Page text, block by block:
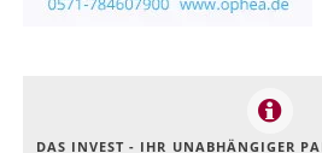
DAS INVEST - IHR UNABHÄNGIGER